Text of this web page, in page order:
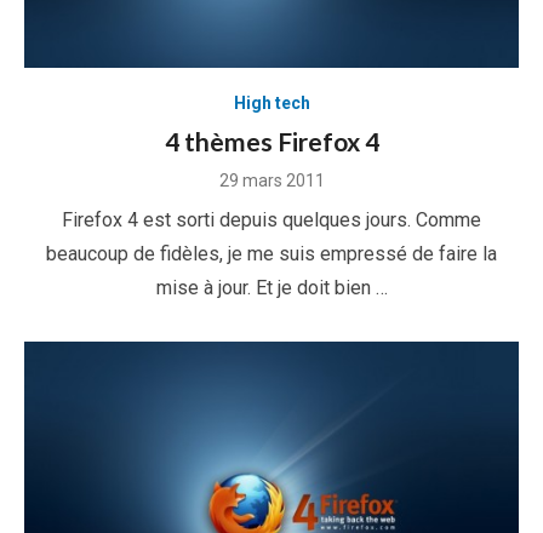
High tech
4 thèmes Firefox 4
Posted
29 mars 2011
Firefox 4 est sorti depuis quelques jours. Comme
beaucoup de fidèles, je me suis empressé de faire la
mise à jour. Et je doit bien …